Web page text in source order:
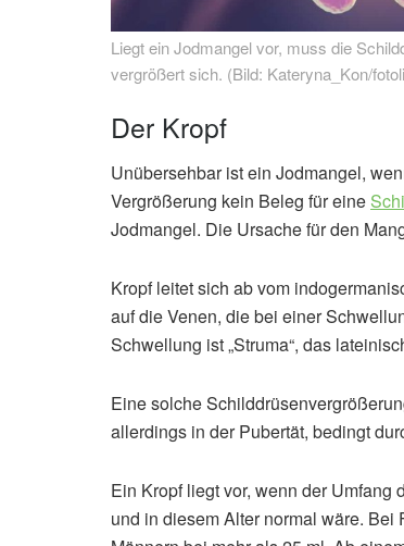
Liegt ein Jodmangel vor, muss die
vergrößert sich. (Bild: Kateryna_Kon/
Der Kropf
Unübersehbar ist ein Jodmangel,
Vergrößerung kein Beleg für eine
Jodmangel. Die Ursache für den
Kropf leitet sich ab vom
auf die Venen, die bei einer
Schwellung ist „Struma“, das
Eine solche
allerdings in der Pubertät, bedingt
Ein Kropf liegt vor, wenn der
und in diesem Alter normal wäre.